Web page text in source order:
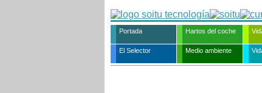
Portada Hartos del coche
El Selector Medio ambiente